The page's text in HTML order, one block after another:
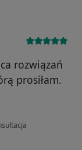
rozwiązań
prosiłam.